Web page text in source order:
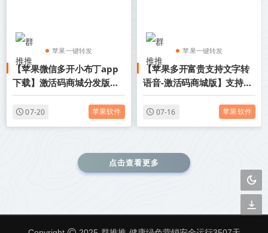
苹果一键转发
苹果TF微信多开
【苹果微信多开小布丁app
下载】激活码商城分发版本-
兑换码模式兑换
07-20 苹果软件
苹果一键转发
苹果TF微信多开
【苹果多开富贵支持文字转
语音-激活码商城版】支持群
内加好友
07-16 苹果软件
点击查看更多